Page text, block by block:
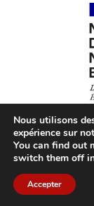
© Les Petits
– CGU–
par le
Nous utilisons
expérience sur
You can find out
switch them off
Accepter